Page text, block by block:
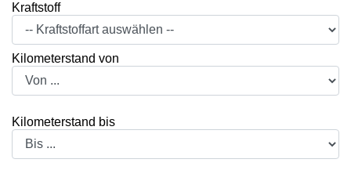
Kraftstoff
Kilometerstand von
Kilometerstand bis